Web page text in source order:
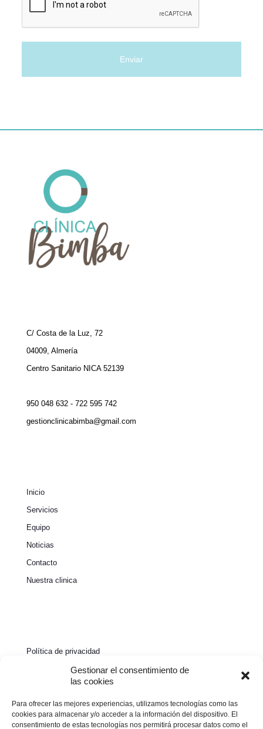
Gestionar el consentimiento de
las cookies
Para ofrecer las mejores experiencias, utilizamos tecnologías como las
cookies para almacenar y/o acceder a la información del dispositivo. El
consentimiento de estas tecnologías nos permitirá procesar datos como el
C/ Costa de la Luz, 72
04009, Almería
Centro Sanitario NICA 52139
950 048 632 - 722 595 742
gestionclinicabimba@gmail.com
Inicio
Servicios
Equipo
Noticias
Contacto
Nuestra clinica
Política de privacidad
Política de cookies
Declaración de accesibilidad